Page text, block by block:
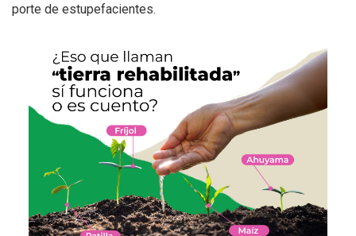
porte de estupefacientes.